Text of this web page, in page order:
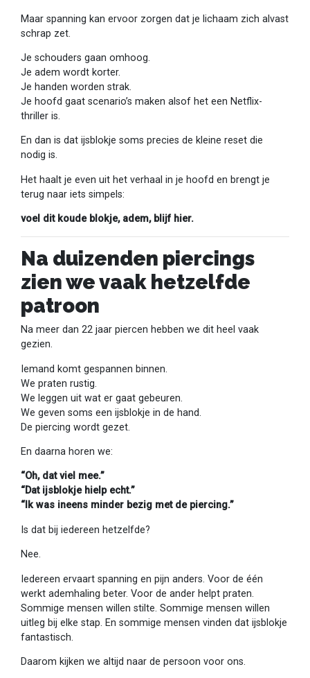
Maar spanning kan ervoor zorgen dat je lichaam zich alvast
schrap zet.
Je schouders gaan omhoog.
Je adem wordt korter.
Je handen worden strak.
Je hoofd gaat scenario’s maken alsof het een Netflix-
thriller is.
En dan is dat ijsblokje soms precies de kleine reset die
nodig is.
Het haalt je even uit het verhaal in je hoofd en brengt je
terug naar iets simpels:
voel dit koude blokje, adem, blijf hier.
Na duizenden piercings
zien we vaak hetzelfde
patroon
Na meer dan 22 jaar piercen hebben we dit heel vaak
gezien.
Iemand komt gespannen binnen.
We praten rustig.
We leggen uit wat er gaat gebeuren.
We geven soms een ijsblokje in de hand.
De piercing wordt gezet.
En daarna horen we:
“Oh, dat viel mee.”
“Dat ijsblokje hielp echt.”
“Ik was ineens minder bezig met de piercing.”
Is dat bij iedereen hetzelfde?
Nee.
Iedereen ervaart spanning en pijn anders. Voor de één
werkt ademhaling beter. Voor de ander helpt praten.
Sommige mensen willen stilte. Sommige mensen willen
uitleg bij elke stap. En sommige mensen vinden dat ijsblokje
fantastisch.
Daarom kijken we altijd naar de persoon voor ons.